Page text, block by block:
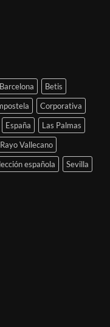
Barcelona
Betis
Corporativa
España
Las Palmas
Rayo Vallecano
española
Sevilla